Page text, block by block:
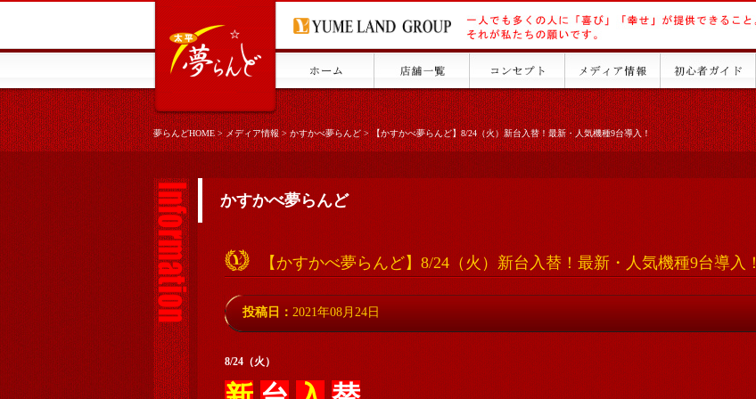
夢らんどHOME>メディア情報>かすかべ夢らんど>【かすかべ夢らんど】8/24（火）新台入替！最新・人気機種9台導入！
かすかべ夢らんど
【かすかべ夢らんど】8/24（火）新台入替！最新・人気機種9台導入！
投稿日： 2021年08月24日
8/24（火）